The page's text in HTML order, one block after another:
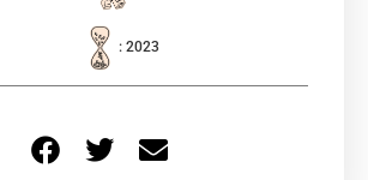
: 2023